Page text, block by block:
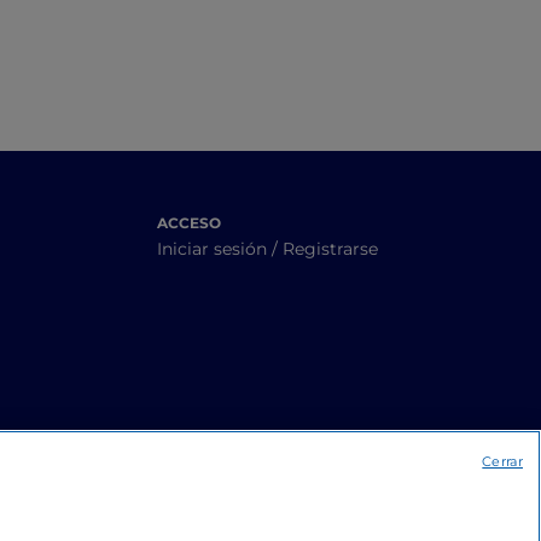
ACCESO
Iniciar sesión / Registrarse
Cerrar